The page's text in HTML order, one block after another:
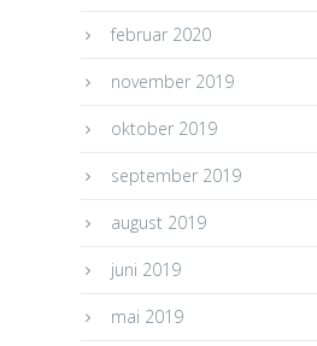
februar 2020
november 2019
oktober 2019
september 2019
august 2019
juni 2019
mai 2019